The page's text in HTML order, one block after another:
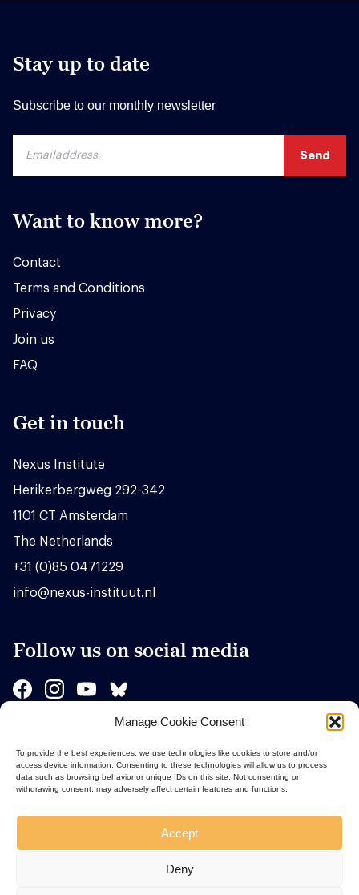
Manage Cookie Consent
To provide the best experiences, we use technologies like cookies to store and/or
access device information. Consenting to these technologies will allow us to process
data such as browsing behavior or unique IDs on this site. Not consenting or
withdrawing consent, may adversely affect certain features and functions.
Accept
Deny
Stay up to date
Subscribe to our monthly newsletter
Want to know more?
Contact
Terms and Conditions
Privacy
Join us
FAQ
Get in touch
Nexus Institute
Herikerbergweg 292-342
1101 CT Amsterdam
The Netherlands
+31 (0)85 0471229
info@nexus-instituut.nl
Follow us on social media